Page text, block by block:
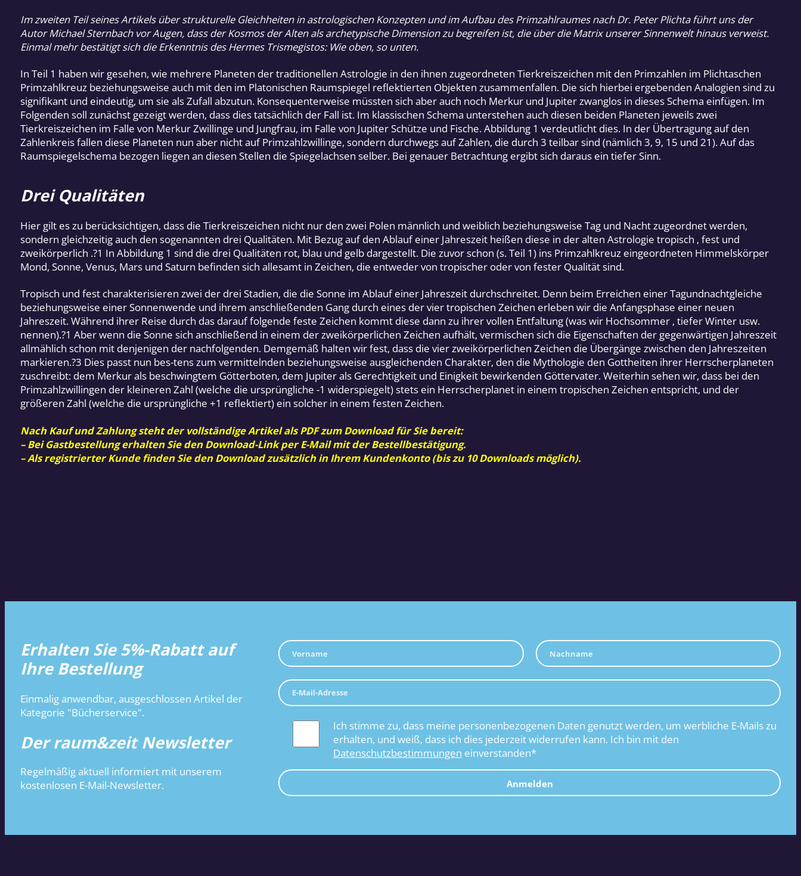
Im zweiten Teil seines Artikels über strukturelle Gleichheiten in astrologischen Konzepten und im Aufbau des Primzahlraumes nach Dr. Peter Plichta führt uns der
Autor Michael Sternbach vor Augen, dass der Kosmos der Alten als archetypische Dimension zu begreifen ist, die über die Matrix unserer Sinnenwelt hinaus verweist.
Einmal mehr bestätigt sich die Erkenntnis des Hermes Trismegistos: Wie oben, so unten.
In Teil 1 haben wir gesehen, wie mehrere Planeten der traditionellen Astrologie in den ihnen zugeordneten Tierkreiszeichen mit den Primzahlen im Plichtaschen
Primzahlkreuz beziehungsweise auch mit den im Platonischen Raumspiegel reflektierten Objekten zusammenfallen. Die sich hierbei ergebenden Analogien sind zu
signifikant und eindeutig, um sie als Zufall abzutun. Konsequenterweise müssten sich aber auch noch Merkur und Jupiter zwanglos in dieses Schema einfügen. Im
Folgenden soll zunächst gezeigt werden, dass dies tatsächlich der Fall ist. Im klassischen Schema unterstehen auch diesen beiden Planeten jeweils zwei
Tierkreiszeichen im Falle von Merkur Zwillinge und Jungfrau, im Falle von Jupiter Schütze und Fische. Abbildung 1 verdeutlicht dies. In der Übertragung auf den
Zahlenkreis fallen diese Planeten nun aber nicht auf Primzahlzwillinge, sondern durchwegs auf Zahlen, die durch 3 teilbar sind (nämlich 3, 9, 15 und 21). Auf das
Raumspiegelschema bezogen liegen an diesen Stellen die Spiegelachsen selber. Bei genauer Betrachtung ergibt sich daraus ein tiefer Sinn.
Drei Qualitäten
Hier gilt es zu berücksichtigen, dass die Tierkreiszeichen nicht nur den zwei Polen männlich und weiblich beziehungsweise Tag und Nacht zugeordnet werden,
sondern gleichzeitig auch den sogenannten drei Qualitäten. Mit Bezug auf den Ablauf einer Jahreszeit heißen diese in der alten Astrologie tropisch , fest und
zweikörperlich .?1 In Abbildung 1 sind die drei Qualitäten rot, blau und gelb dargestellt. Die zuvor schon (s. Teil 1) ins Primzahlkreuz eingeordneten Himmelskörper
Mond, Sonne, Venus, Mars und Saturn befinden sich allesamt in Zeichen, die entweder von tropischer oder von fester Qualität sind.
Tropisch und fest charakterisieren zwei der drei Stadien, die die Sonne im Ablauf einer Jahreszeit durchschreitet. Denn beim Erreichen einer Tagundnachtgleiche
beziehungsweise einer Sonnenwende und ihrem anschließenden Gang durch eines der vier tropischen Zeichen erleben wir die Anfangsphase einer neuen
Jahreszeit. Während ihrer Reise durch das darauf folgende feste Zeichen kommt diese dann zu ihrer vollen Entfaltung (was wir Hochsommer , tiefer Winter usw.
nennen).?1 Aber wenn die Sonne sich anschließend in einem der zweikörperlichen Zeichen aufhält, vermischen sich die Eigenschaften der gegenwärtigen Jahreszeit
allmählich schon mit denjenigen der nachfolgenden. Demgemäß halten wir fest, dass die vier zweikörperlichen Zeichen die Übergänge zwischen den Jahreszeiten
markieren.?3 Dies passt nun bes-tens zum vermittelnden beziehungsweise ausgleichenden Charakter, den die Mythologie den Gottheiten ihrer Herrscherplaneten
zuschreibt: dem Merkur als beschwingtem Götterboten, dem Jupiter als Gerechtigkeit und Einigkeit bewirkenden Göttervater. Weiterhin sehen wir, dass bei den
Primzahlzwillingen der kleineren Zahl (welche die ursprüngliche -1 widerspiegelt) stets ein Herrscherplanet in einem tropischen Zeichen entspricht, und der
größeren Zahl (welche die ursprüngliche +1 reflektiert) ein solcher in einem festen Zeichen.
Nach Kauf und Zahlung steht der vollständige Artikel als PDF zum Download für Sie bereit:
– Bei Gastbestellung erhalten Sie den Download-Link per E-Mail mit der Bestellbestätigung.
– Als registrierter Kunde finden Sie den Download zusätzlich in Ihrem Kundenkonto (bis zu 10 Downloads möglich).
Erhalten Sie 5%-Rabatt auf
Ihre Bestellung
Einmalig anwendbar, ausgeschlossen Artikel der
Kategorie "Bücherservice".
Der raum&zeit Newsletter
Regelmäßig aktuell informiert mit unserem
kostenlosen E-Mail-Newsletter.
Ich stimme zu, dass meine personenbezogenen Daten genutzt werden, um werbliche E-Mails zu
erhalten, und weiß, dass ich dies jederzeit widerrufen kann. Ich bin mit den
Datenschutzbestimmungen einverstanden*
Anmelden